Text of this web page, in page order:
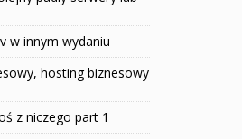
w innym wydaniu
hosting biznesowy
z niczego part 1